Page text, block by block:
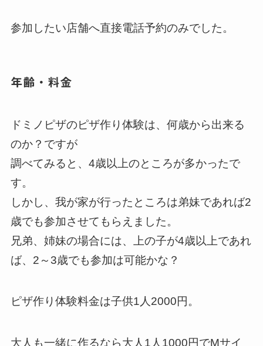
参加したい店舗へ直接電話予約のみでした。
年齢・料金
ドミノピザのピザ作り体験は、何歳から出来る
のか？ですが
調べてみると、4歳以上のところが多かったで
す。
しかし、我が家が行ったところは弟妹であれば2
歳でも参加させてもらえました。
兄弟、姉妹の場合には、上の子が4歳以上であれ
ば、2～3歳でも参加は可能かな？
ピザ作り体験料金は子供1人2000円。
大人も一緒に作るなら大人1人1000円でMサイ